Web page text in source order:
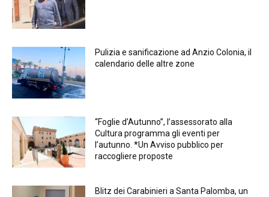
Pulizia e sanificazione ad Anzio Colonia, il
calendario delle altre zone
“Foglie d’Autunno”, l’assessorato alla
Cultura programma gli eventi per
l’autunno. *Un Avviso pubblico per
raccogliere proposte
Blitz dei Carabinieri a Santa Palomba, un